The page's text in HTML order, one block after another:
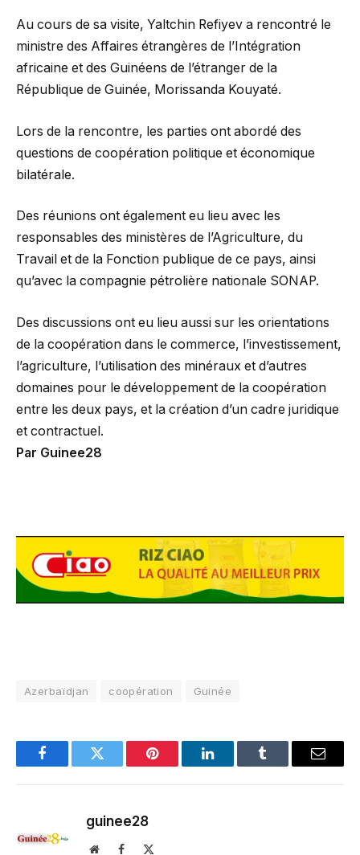
Au cours de sa visite, Yaltchin Refiyev a rencontré le
ministre des Affaires étrangères de l’Intégration
africaine et des Guinéens de l’étranger de la
République de Guinée, Morissanda Kouyaté.
Lors de la rencontre, les parties ont abordé des
questions de coopération politique et économique
bilatérale.
Des réunions ont également eu lieu avec les
responsables des ministères de l’Agriculture, du
Travail et de la Fonction publique de ce pays, ainsi
qu’avec la compagnie pétrolière nationale SONAP.
Des discussions ont eu lieu aussi sur les orientations
de la coopération dans le commerce, l’investissement,
l’agriculture, l’utilisation des minéraux et d’autres
domaines pour le développement de la coopération
entre les deux pays, et la création d’un cadre juridique
et contractuel.
Par Guinee28
Azerbaïdjan coopération Guinée
FacebookTwitter Pinterest LinkedInTumblr Email
guinee28
WebsiteFacebook